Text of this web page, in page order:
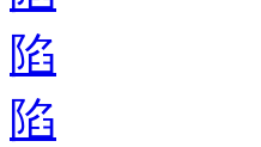
陷
陷